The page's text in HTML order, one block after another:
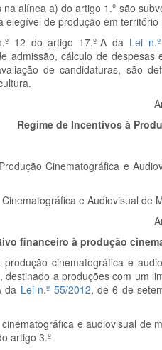
alínea a) do artigo 1.º são
de produção em território
12 do artigo 17.º-A da Lei
admissão, cálculo de
de candidaturas, são
Regime de Incentivos à
Cinematográfica e
e Audiovisual de
financeiro à produção
cinematográfica e
destinado a produções com um
da Lei n.º 55/2012, de 6 de
e audiovisual
artigo 3.º